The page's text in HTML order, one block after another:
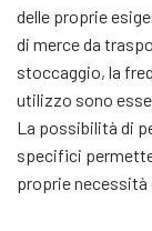
delle proprie
di merce da
stoccaggio, la
utilizzo sono
La possibilità di
specifici
proprie necessità